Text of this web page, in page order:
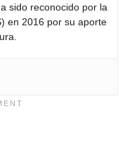
sido reconocido por la
en 2016 por su aporte